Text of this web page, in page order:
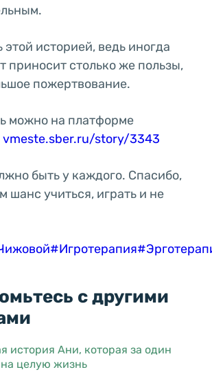
этой историей, ведь иногда
приносит столько же пользы,
пожертвование.
можно на платформе
vmeste.sber.ru/story/3343
быть у каждого. Спасибо,
шанс учиться, играть и не
#Игротерапия
с другими
история Ани, которая за один
целую жизнь